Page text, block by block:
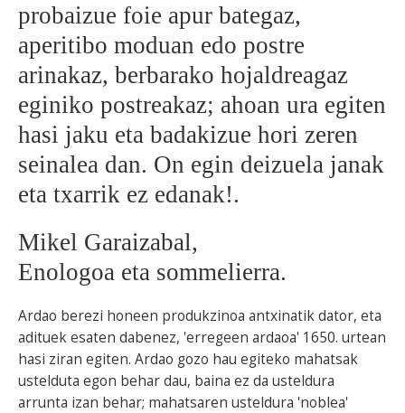
ARGAZKIAK
... AUKERA GEHIAGO
probaizue foie apur bategaz,
aperitibo moduan edo postre
arinakaz, berbarako hojaldreagaz
eginiko postreakaz; ahoan ura egiten
hasi jaku eta badakizue hori zeren
seinalea dan. On egin deizuela janak
eta txarrik ez edanak!.
Mikel Garaizabal,
Enologoa eta sommelierra.
Ardao berezi honeen produkzinoa antxinatik dator, eta
adituek esaten dabenez, 'erregeen ardaoa' 1650. urtean
hasi ziran egiten. Ardao gozo hau egiteko mahatsak
ustelduta egon behar dau, baina ez da usteldura
arrunta izan behar; mahatsaren usteldura 'noblea'